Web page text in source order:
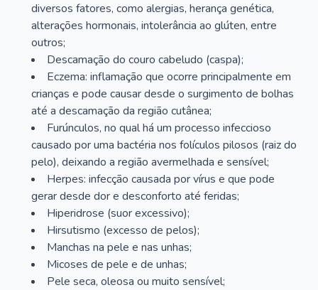
diversos fatores, como alergias, herança genética,
alterações hormonais, intolerância ao glúten, entre
outros;
Descamação do couro cabeludo (caspa);
Eczema: inflamação que ocorre principalmente em
crianças e pode causar desde o surgimento de bolhas
até a descamação da região cutânea;
Furúnculos, no qual há um processo infeccioso
causado por uma bactéria nos folículos pilosos (raiz do
pelo), deixando a região avermelhada e sensível;
Herpes: infecção causada por vírus e que pode
gerar desde dor e desconforto até feridas;
Hiperidrose (suor excessivo);
Hirsutismo (excesso de pelos);
Manchas na pele e nas unhas;
Micoses de pele e de unhas;
Pele seca, oleosa ou muito sensível;